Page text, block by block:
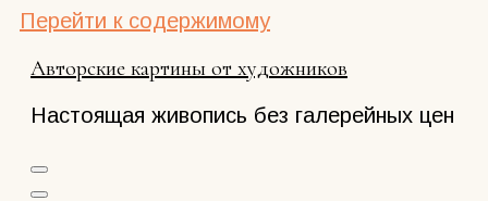
Перейти к содержимому
Авторские картины от художников
Настоящая живопись без галерейных цен